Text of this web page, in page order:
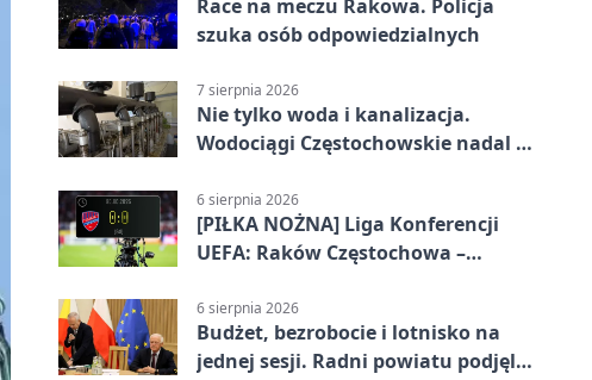
Race na meczu Rakowa. Policja
szuka osób odpowiedzialnych
7 sierpnia 2026
Nie tylko woda i kanalizacja.
Wodociągi Częstochowskie nadal w
6 sierpnia 2026
[PIŁKA NOŻNA] Liga Konferencji
UEFA: Raków Częstochowa –
meczu III rundy eliminacji
6 sierpnia 2026
Budżet, bezrobocie i lotnisko na
jednej sesji. Radni powiatu podjęli